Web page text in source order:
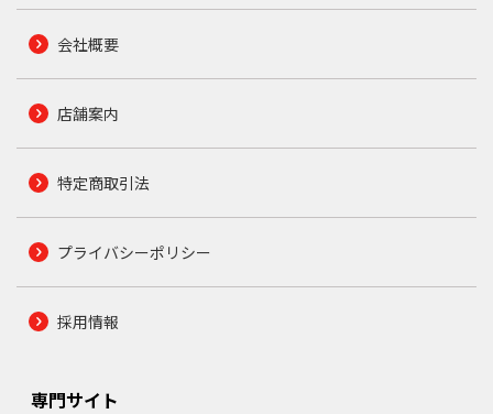
会社概要
店舗案内
特定商取引法
プライバシーポリシー
採用情報
専門サイト